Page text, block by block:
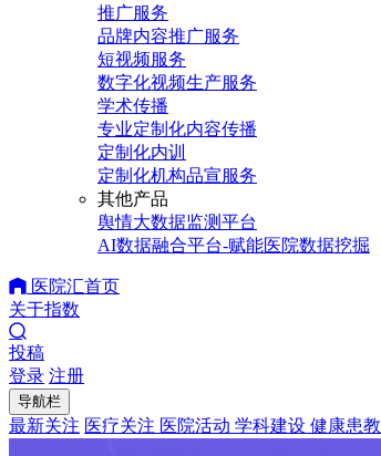
推广服务
品牌内容推广服务
短视频服务
数字化视频生产服务
学术传播
专业定制化内容传播
定制化内训
定制化机构品宣服务
其他产品
舆情大数据监测平台
AI数据融合平台-赋能医院数据挖掘
医院汇首页
关于指数
投稿
登录 注册
导航栏
最新关注 医疗关注 医院活动 学科建设 健康患教